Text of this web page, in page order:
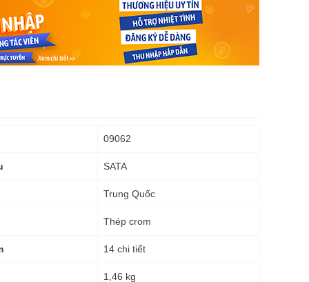
09062
SATA
Trung Quốc
Thép crom
14 chi tiết
1,46 kg